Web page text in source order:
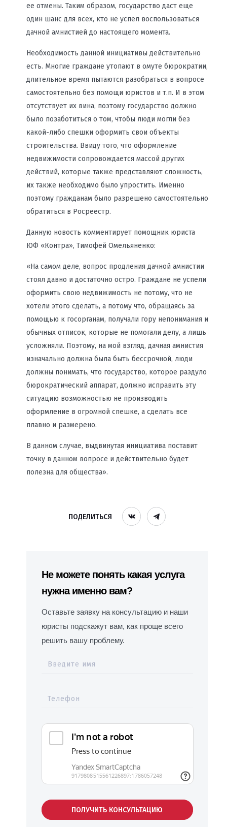
ее отмены. Таким образом, государство даст еще
один шанс для всех, кто не успел воспользоваться
дачной амнистией до настоящего момента.
Необходимость данной инициативы действительно
есть. Многие граждане утопают в омуте бюрократии,
длительное время пытаются разобраться в вопросе
самостоятельно без помощи юристов и т.п. И в этом
отсутствует их вина, поэтому государство должно
было позаботиться о том, чтобы люди могли без
какой-либо спешки оформить свои объекты
строительства. Ввиду того, что оформление
недвижимости сопровождается массой других
действий, которые также представляют сложность,
их также необходимо было упростить. Именно
поэтому гражданам было разрешено самостоятельно
обратиться в Росреестр.
Данную новость комментирует помощник юриста
ЮФ «Контра», Тимофей Омельяненко:
«На самом деле, вопрос продления дачной амнистии
стоял давно и достаточно остро. Граждане не успели
оформить свою недвижимость не потому, что не
хотели этого сделать, а потому что, обращаясь за
помощью к госорганам, получали гору непонимания и
обычных отписок, которые не помогали делу, а лишь
усложняли. Поэтому, на мой взгляд, дачная амнистия
изначально должна была быть бессрочной, люди
должны понимать, что государство, которое раздуло
бюрократический аппарат, должно исправить эту
ситуацию возможностью не производить
оформление в огромной спешке, а сделать все
плавно и размерено.
В данном случае, выдвинутая инициатива поставит
точку в данном вопросе и действительно будет
полезна для общества».
ПОДЕЛИТЬСЯ
Не можете понять какая услуга
нужна именно вам?
Оставьте заявку на консультацию и наши
юристы подскажут вам, как проще всего
решить вашу проблему.
Введите имя
Телефон
ПОЛУЧИТЬ КОНСУЛЬТАЦИЮ